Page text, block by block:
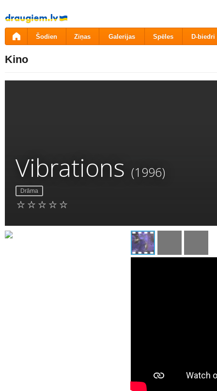
Pāriet
uz
saturu
Šodien Ziņas Galerijas Spēles D-biedri
Kino
Vibrations (1996)
Drāma